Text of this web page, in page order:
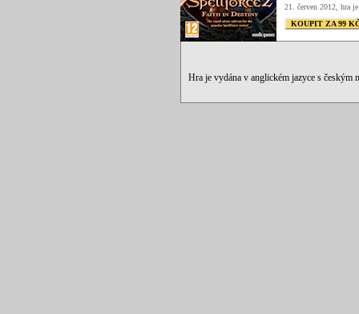
21. červen 2012, hra
KOUPIT ZA 99
Hra je vydána v anglickém jazyce s českým